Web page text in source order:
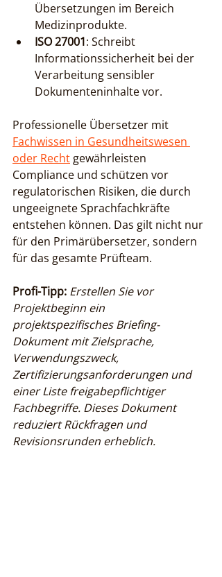
Übersetzungen im Bereich
Medizinprodukte.
ISO 27001: Schreibt
Informationssicherheit bei der
Verarbeitung sensibler
Dokumenteninhalte vor.
Professionelle Übersetzer mit
Fachwissen in Gesundheitswesen
oder Recht gewährleisten
Compliance und schützen vor
regulatorischen Risiken, die durch
ungeeignete Sprachfachkräfte
entstehen können. Das gilt nicht nur
für den Primärübersetzer, sondern
für das gesamte Prüfteam.
Profi-Tipp: Erstellen Sie vor
Projektbeginn ein
projektspezifisches Briefing-
Dokument mit Zielsprache,
Verwendungszweck,
Zertifizierungsanforderungen und
einer Liste freigabepflichtiger
Fachbegriffe. Dieses Dokument
reduziert Rückfragen und
Revisionsrunden erheblich.